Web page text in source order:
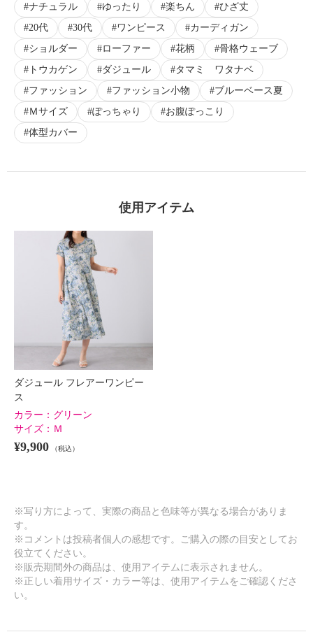
ナチュラル
ゆったり 楽ちん
ひざ丈
20代
30代 ワンピース
カーディガン
ショルダー
ローファー 花柄
骨格ウェーブ
トウカゲン
ダジュール
タマミ ワタナベ
ファッション
ファッション小物
ブルーベース夏
Ｍサイズ
ぽっちゃり
お腹ぽっこり
体型カバー
使用アイテム
ダジュール フレアーワンピー
ス
カラー： グリーン
サイズ： Ｍ
¥9,900 （税込）
※写り方によって、実際の商品と色味等が異なる場合がありま
す。
※コメントは投稿者個人の感想です。ご購入の際の目安としてお
役立てください。
※販売期間外の商品は、使用アイテムに表示されません。
※正しい着用サイズ・カラー等は、使用アイテムをご確認くださ
い。